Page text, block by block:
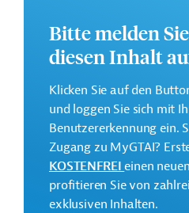
Kontaktadressen
OPEC Fonds
Der OPEC
Bitte melden
diesen Inhalt
Klicken Sie auf den
und loggen Sie sich mit
Benutzererkennung ein.
Zugang zu MyGTAI?
KOSTENFREIeinen
profitieren Sie von
exklusiven Inhalten.